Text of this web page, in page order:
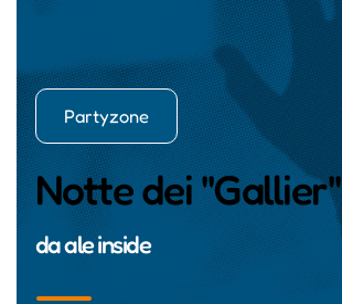
Partyzone
Notte dei "Gallier"
daale inside